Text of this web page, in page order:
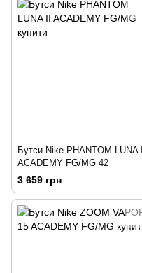
Бутси Nike PHANTOM LUNA II
ACADEMY FG/MG 42
3 659 грн